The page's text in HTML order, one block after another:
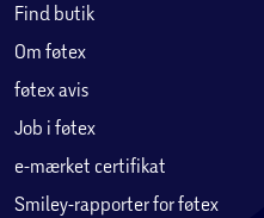
Nederst er sengens
samme fine stof som
opbevaringsrum er nemt
siden af sengen, og rummet
Opbevaringsrummet måler
længden og 19 cm i højden.
Find butik
Om føtex
føtex avis
Job i føtex
e-mærket certifikat
Smiley-rapporter for føtex